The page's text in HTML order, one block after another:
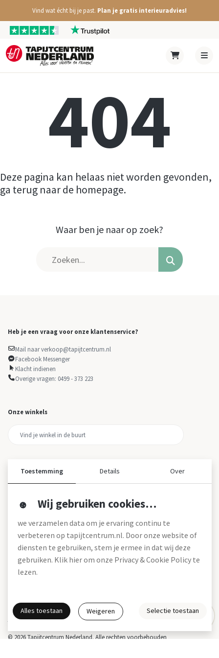
Vind wat écht bij je past. Plan je gratis interieuradvies!
404
Deze pagina kan helaas niet worden gevonden,
ga terug naar de homepage.
Waar ben je naar op zoek?
Heb je een vraag voor onze klantenservice?
Mail naar verkoop@tapijtcentrum.nl
Facebook Messenger
Klacht indienen
Overige vragen: 0499 - 373 223
Onze winkels
Over tapijtcentrum
Werken bij
Montageservice
Blog
© 2026 Tapijtcentrum Nederland. Alle rechten voorbehouden
Actie- en betalingsvoorwaarden * Disclaimer
Gratis interieuradvies
Toestemming Details Over
Wij gebruiken cookies…
we verzamelen data om je ervaring continu te
verbeteren op tapijtcentrum.nl. Door onze website of
diensten te gebruiken, stem je ermee in dat wij deze
gebruiken. Klik hier om onze Privacy & Cookie Policy te
lezen.
Alles toestaan Weigeren Selectie toestaan